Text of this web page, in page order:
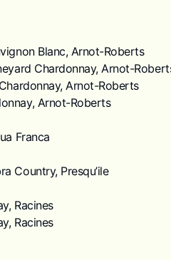
Blanc, Arnot-Roberts
Chardonnay, Arnot-
Arnot-Roberts
Arnot-Roberts
Franca
Country, Presqu’ile
Racines
Racines